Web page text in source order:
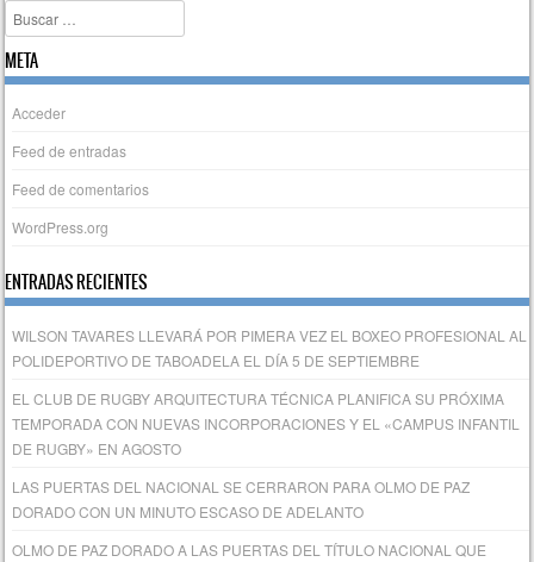
Buscar
META
Acceder
Feed de entradas
Feed de comentarios
WordPress.org
ENTRADAS RECIENTES
WILSON TAVARES LLEVARÁ POR PIMERA VEZ EL BOXEO PROFESIONAL AL
POLIDEPORTIVO DE TABOADELA EL DÍA 5 DE SEPTIEMBRE
EL CLUB DE RUGBY ARQUITECTURA TÉCNICA PLANIFICA SU PRÓXIMA
TEMPORADA CON NUEVAS INCORPORACIONES Y EL «CAMPUS INFANTIL
DE RUGBY» EN AGOSTO
LAS PUERTAS DEL NACIONAL SE CERRARON PARA OLMO DE PAZ
DORADO CON UN MINUTO ESCASO DE ADELANTO
OLMO DE PAZ DORADO A LAS PUERTAS DEL TÍTULO NACIONAL QUE